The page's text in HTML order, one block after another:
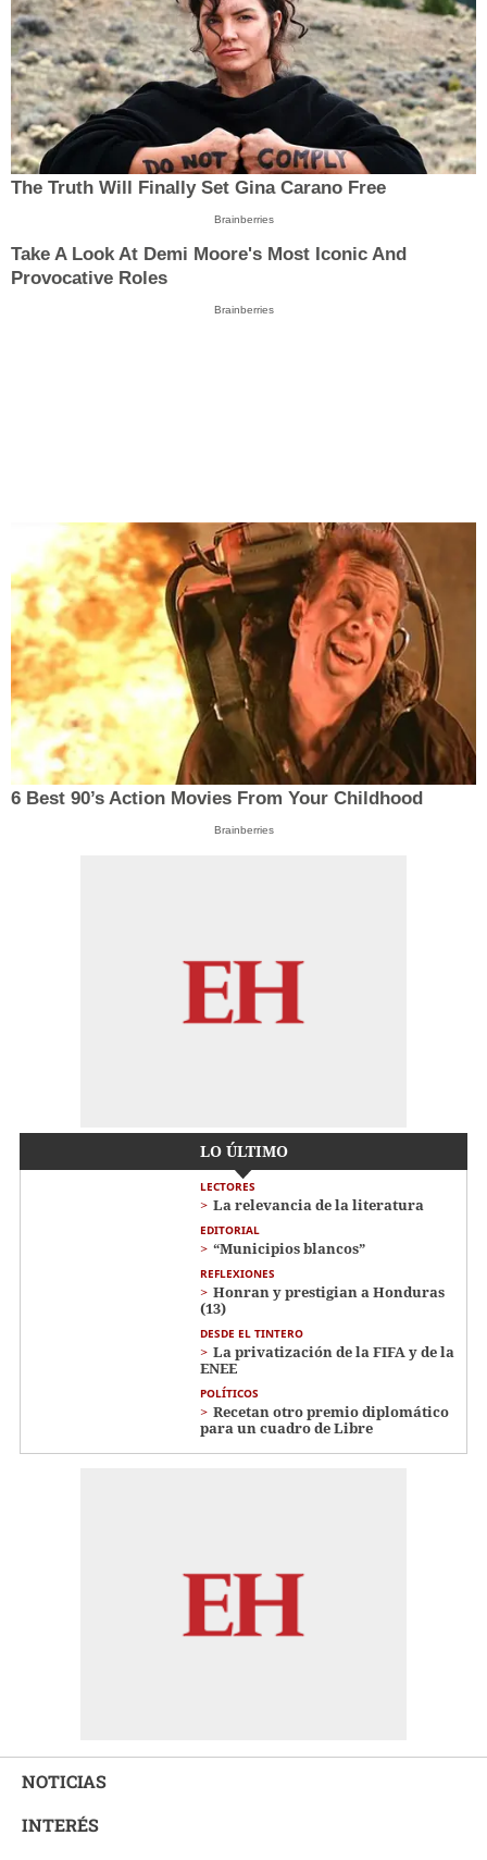
The Truth Will Finally Set Gina Carano Free
Brainberries
Take A Look At Demi Moore's Most Iconic And
Provocative Roles
Brainberries
6 Best 90’s Action Movies From Your Childhood
Brainberries
LO ÚLTIMO
LECTORES
La relevancia de la literatura
EDITORIAL
“Municipios blancos”
REFLEXIONES
Honran y prestigian a Honduras
(13)
DESDE EL TINTERO
La privatización de la FIFA y de la
ENEE
POLÍTICOS
Recetan otro premio diplomático
para un cuadro de Libre
NOTICIAS
INTERÉS